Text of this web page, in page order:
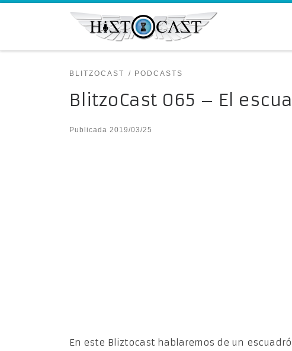
Saltar al contenido
BLITZOCAST PODCASTS
BlitzoCast 065 – El
Publicada 2019/03/25
En este Bliztocast hablaremos de un